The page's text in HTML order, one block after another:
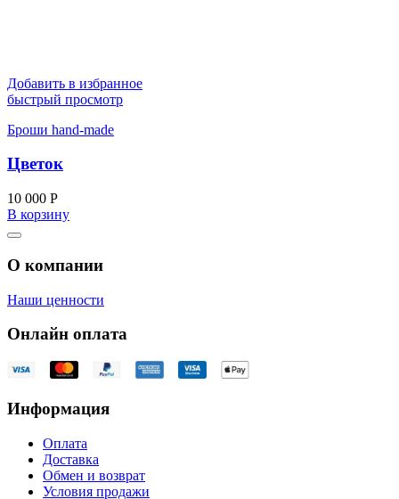
Добавить в избранное
быстрый просмотр
Броши hand-made
Цветок
10 000 Р
В корзину
О компании
Наши ценности
Онлайн оплата
Информация
Оплата
Доставка
Обмен и возврат
Условия продажи